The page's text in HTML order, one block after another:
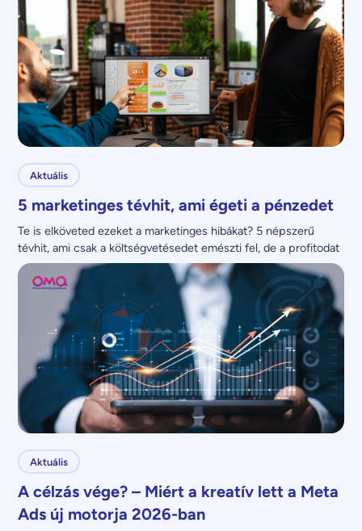
Aktuális
5 marketinges tévhit, ami égeti a pénzedet
Te is elköveted ezeket a marketinges hibákat? 5 népszerű
tévhit, ami csak a költségvetésedet emészti fel, de a profitodat
nem növeli.
Aktuális
A célzás vége? – Miért a kreatív lett a Meta
Ads új motorja 2026-ban